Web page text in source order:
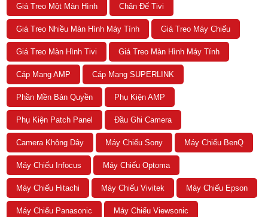
Giá Treo Một Màn Hình Chân Đế Tivi
Giá Treo Nhiều Màn Hình Máy Tính Giá Treo Máy Chiếu
Giá Treo Màn Hình Tivi Giá Treo Màn Hình Máy Tính
Cáp Mạng AMP Cáp Mạng SUPERLINK
Phần Mền Bản Quyền Phụ Kiện AMP
Phụ Kiện Patch Panel Đầu Ghi Camera
Camera Không Dây Máy Chiếu Sony Máy Chiếu BenQ
Máy Chiếu Infocus Máy Chiếu Optoma
Máy Chiếu Hitachi Máy Chiếu Vivitek Máy Chiếu Epson
Máy Chiếu Panasonic Máy Chiếu Viewsonic